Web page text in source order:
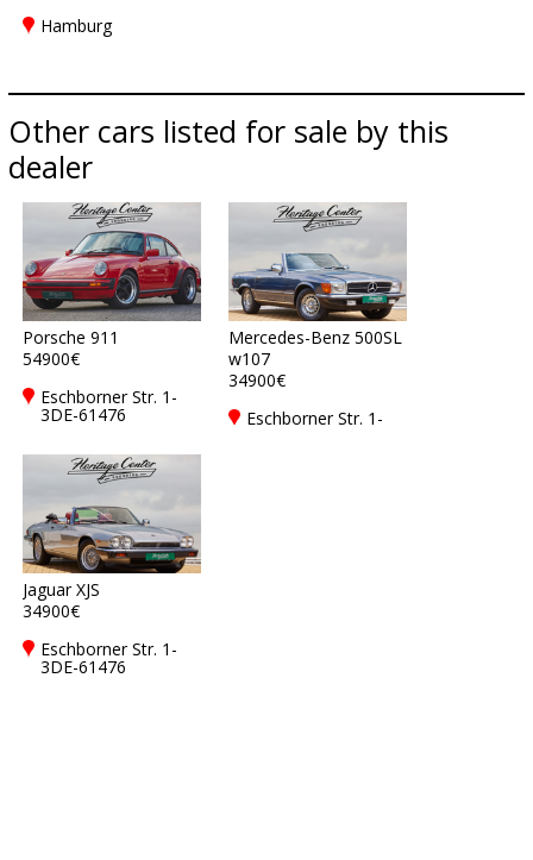
Hamburg
Other cars listed for sale by this
dealer
Porsche 911
54900€
Eschborner Str. 1-
3DE-61476
Mercedes-Benz 500SL
w107
34900€
Eschborner Str. 1-
Jaguar XJS
34900€
Eschborner Str. 1-
3DE-61476